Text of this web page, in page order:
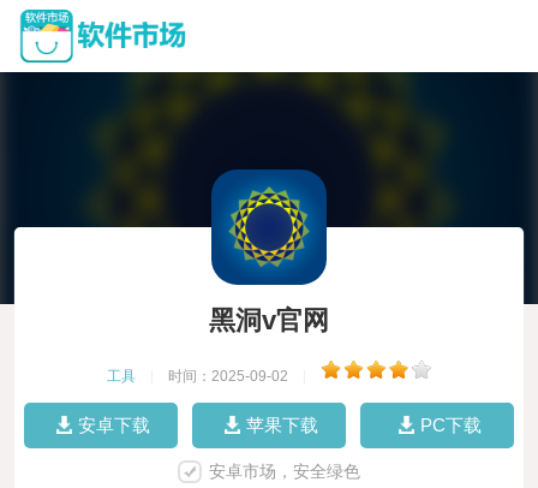
黑洞v官网
工具 时间：2025-09-02
安卓下载 苹果下载 PC下载
安卓市场，安全绿色